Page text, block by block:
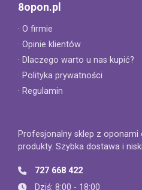
8opon.pl
· O firmie
· Opinie klientów
· Dlaczego warto u nas kupić?
· Polityka prywatności
· Regulamin
Profesjonalny sklep z
produkty. Szybka dostawa i
727 668 422
Dziś: 8:00 - 18:00